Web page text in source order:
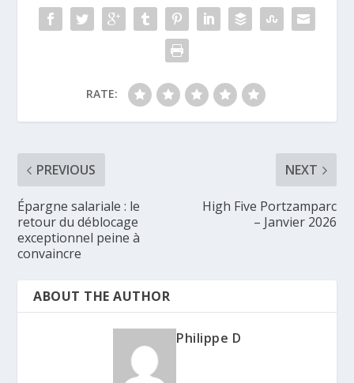
RATE:
PREVIOUS
Épargne salariale : le
retour du déblocage
exceptionnel peine à
convaincre
NEXT
High Five Portzamparc
– Janvier 2026
ABOUT THE AUTHOR
Philippe D